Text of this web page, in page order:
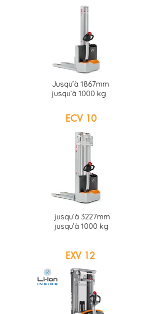
Jusqu’à 1867mm
jusqu’à 1000 kg
ECV 10
jusqu’à 3227mm
jusqu’à 1000 kg
EXV 12